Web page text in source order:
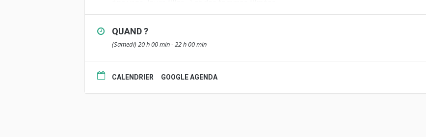
la mirada » de Carlos Velandia (2022, 7’).
Projections suivies d’un débat avec les cinéastes (sous réserve).
Renseignements :
Maria De Filippis–maria.defilippis@cinematheque-bretagne.bzh
QUAND ?
(Samedi) 20 h 00 min - 22 h 00 min
CALENDRIER GOOGLE AGENDA